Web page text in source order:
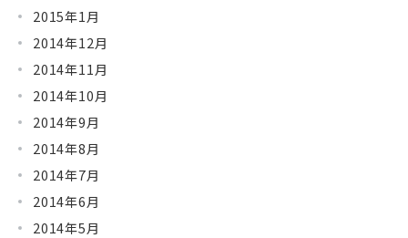
2015年1月
2014年12月
2014年11月
2014年10月
2014年9月
2014年8月
2014年7月
2014年6月
2014年5月